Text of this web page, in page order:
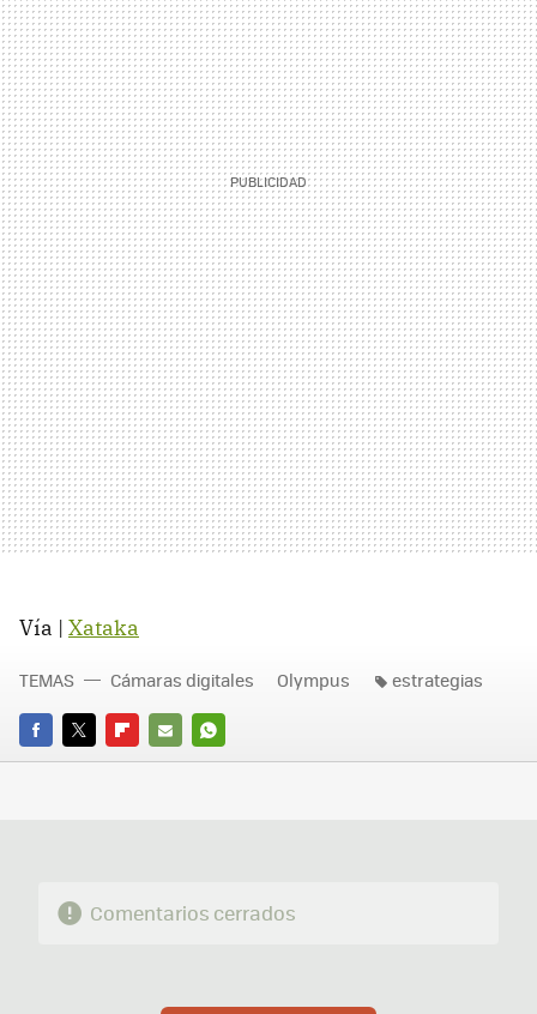
Vía | Xataka
FACEBOOK
TWITTERFLIPBOARD
E-
WHATSAPP
TEMAS Cámaras digitales Olympus estrategias
Comentarios cerrados